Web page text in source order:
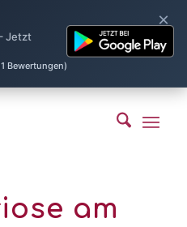
Jetzt
Bewertungen)
×
am